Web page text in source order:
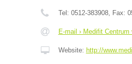
Tel: 0512-383908, Fax:
E-mail › Medifit
Website: http://